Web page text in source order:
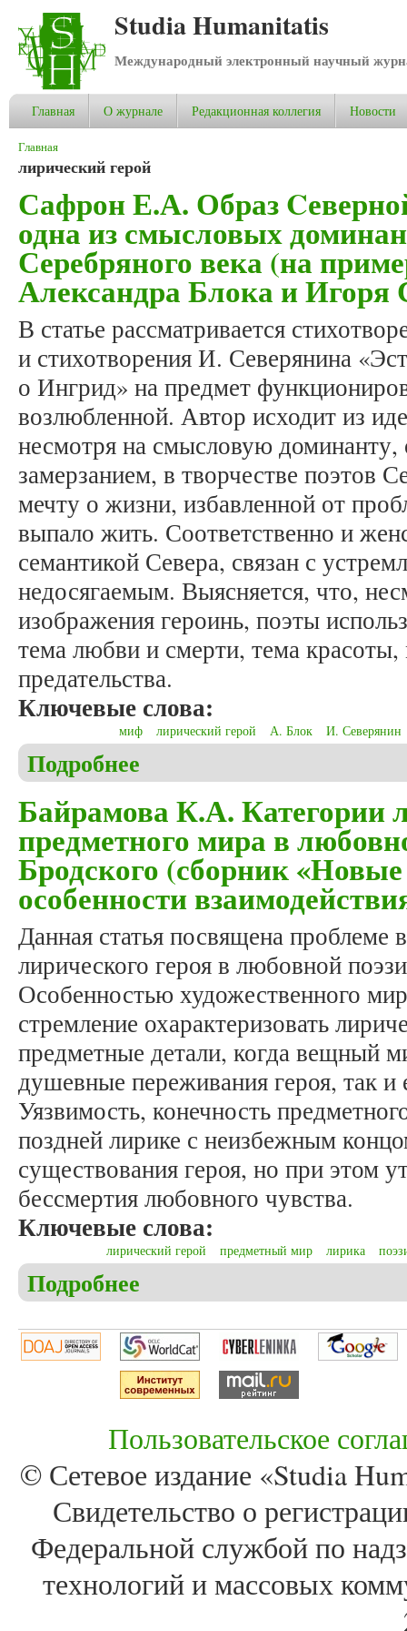
Studia Humanitatis
Международный электронный научный
Главная О журнале Редакционная коллегия Новости
Вы здесь
Главная
лирический герой
Сафрон Е.А. Образ
одна из смысловых
Серебряного века (на
Александра Блока и Игоря
В статье рассматривается
и стихотворения И. Северянина
о Ингрид» на предмет
возлюбленной. Автор исходит из
несмотря на смысловую
замерзанием, в творчестве поэтов
мечту о жизни, избавленной от
выпало жить. Соответственно и
семантикой Севера, связан с
недосягаемым. Выясняется, что,
изображения героинь, поэты
тема любви и смерти, тема
предательства.
Ключевые слова:
миф лирический герой А. Блок И. Северянин
Подробнее
Байрамова К.А. Категории
предметного мира в
Бродского (сборник
особенности
Данная статья посвящена проблеме
лирического героя в любовной
Особенностью художественного
стремление охарактеризовать
предметные детали, когда вещный
душевные переживания героя, так
Уязвимость, конечность
поздней лирике с неизбежным
существования героя, но при этом
бессмертия любовного чувства.
Ключевые слова:
лирический герой предметный мир лирика
Подробнее
Пользовательское
© Сетевое издание «Studia
Свидетельство о
Федеральной службой по
технологий и массовых